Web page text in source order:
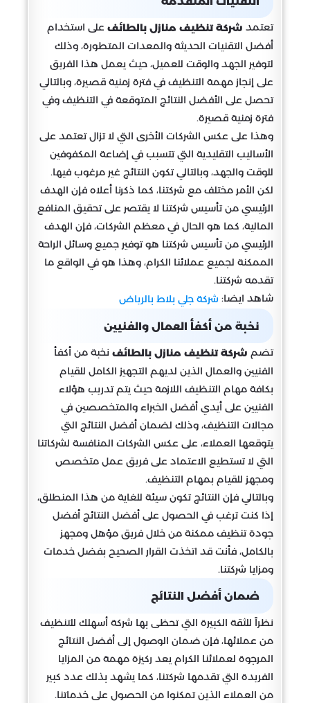
تعتمد شركة تنظيف منازل بالطائف على استخدام
أفضل التقنيات الحديثة والمعدات المتطورة، وذلك
لتوفير الجهد والوقت للعميل، حيث يعمل هذا الفريق
على إنجاز مهمة التنظيف في فترة زمنية قصيرة، وبالتالي
تحصل على الأفضل النتائج المتوقعة في التنظيف وفي
فترة زمنية قصيرة.
وهذا على عكس الشركات الأخرى التي لا تزال تعتمد على
الأساليب التقليدية التي تتسبب في إضاعة المكفوفين
للوقت والجهد، وبالتالي تكون النتائج غير مرغوب فيها.
لكن الأمر مختلف مع شركتنا، كما ذكرنا أعلاه فإن الهدف
الرئيسي من تأسيس شركتنا لا يقتصر على تحقيق المنافع
المالية، كما هو الحال في معظم الشركات، فإن الهدف
الرئيسي من تأسيس شركتنا هو توفير جميع وسائل الراحة
الممكنة لجميع عملائنا الكرام، وهذا هو في الواقع ما
تقدمه شركتنا.
شاهد ايضا: شركة جلي بلاط بالرياض
نخبة من أكفأ العمال والفنيين
تضم شركة تنظيف منازل بالطائف نخبة من أكفأ
الفنيين والعمال الذين لديهم التجهيز الكامل للقيام
بكافة مهام التنظيف اللازمة حيث يتم تدريب هؤلاء
الفنيين على أيدي أفضل الخبراء والمتخصصين في
مجالات التنظيف، وذلك لضمان أفضل النتائج التي
يتوقعها العملاء، على عكس الشركات المنافسة لشركاتنا
التي لا تستطيع الاعتماد على فريق عمل متخصص
ومجهز للقيام بمهام التنظيف.
وبالتالي فإن النتائج تكون سيئة للغاية من هذا المنطلق،
إذا كنت ترغب في الحصول على أفضل النتائج أفضل
جودة تنظيف ممكنة من خلال فريق مؤهل ومجهز
بالكامل، فأنت قد اتخذت القرار الصحيح بفضل خدمات
ومزايا شركتنا.
ضمان أفضل النتائج
نظراً للثقة الكبيرة التي تحظى بها شركة أسهلك للتنظيف
من عملائها، فإن ضمان الوصول إلى أفضل النتائج
المرجوة لعملائنا الكرام يعد ركيزة مهمة من المزايا
الفريدة التي تقدمها شركتنا، كما يشهد بذلك عدد كبير
من العملاء الذين تمكنوا من الحصول على خدماتنا.